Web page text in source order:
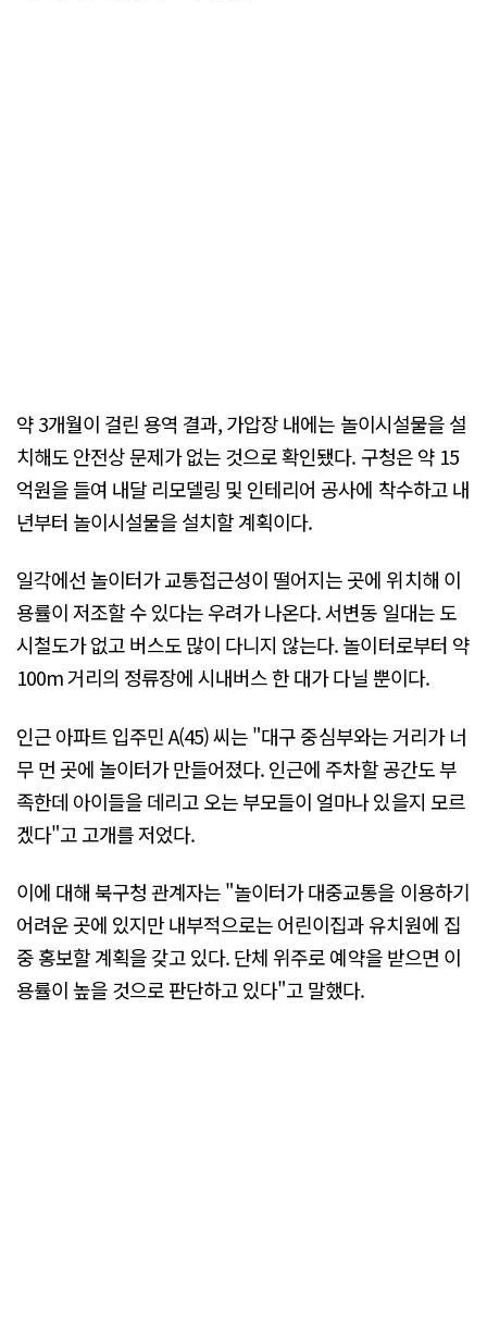
약 3개월이 걸린 용역 결과, 가압장 내에는 놀이시설물을 설
치해도 안전상 문제가 없는 것으로 확인됐다. 구청은 약 15
억원을 들여 내달 리모델링 및 인테리어 공사에 착수하고 내
년부터 놀이시설물을 설치할 계획이다.
일각에선 놀이터가 교통접근성이 떨어지는 곳에 위치해 이
용률이 저조할 수 있다는 우려가 나온다. 서변동 일대는 도
시철도가 없고 버스도 많이 다니지 않는다. 놀이터로부터 약
100m 거리의 정류장에 시내버스 한 대가 다닐 뿐이다.
인근 아파트 입주민 A(45) 씨는 "대구 중심부와는 거리가 너
무 먼 곳에 놀이터가 만들어졌다. 인근에 주차할 공간도 부
족한데 아이들을 데리고 오는 부모들이 얼마나 있을지 모르
겠다"고 고개를 저었다.
이에 대해 북구청 관계자는 "놀이터가 대중교통을 이용하기
어려운 곳에 있지만 내부적으로는 어린이집과 유치원에 집
중 홍보할 계획을 갖고 있다. 단체 위주로 예약을 받으면 이
용률이 높을 것으로 판단하고 있다"고 말했다.